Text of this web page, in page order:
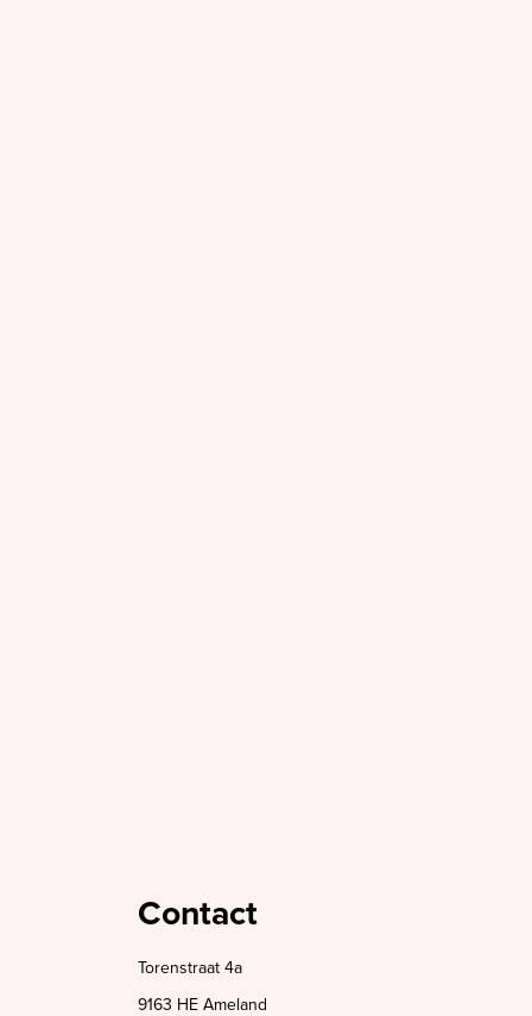
Contact
Torenstraat 4a
9163 HE Ameland